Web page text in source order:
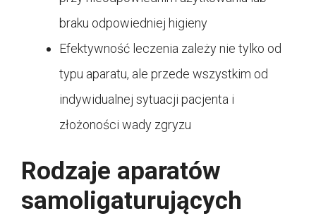
braku odpowiedniej higieny
Efektywność leczenia zależy nie tylko od
typu aparatu, ale przede wszystkim od
indywidualnej sytuacji pacjenta i
złożoności wady zgryzu
Rodzaje aparatów
samoligaturujących